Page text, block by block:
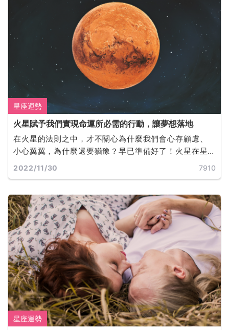
星座運勢
火星賦予我們實現命運所必需的行動，讓夢想落地
在火星的法則之中，才不關心為什麼我們會心存顧慮、
小心翼翼，為什麼還要猶豫？早已準備好了！火星在星
盤中的位置決定了我們是誰，以及我們此生的目標。火
2022/11/30 7910
星座運勢